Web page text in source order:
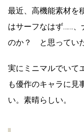
最近、高機能素材を
はサーフなはず……、
のか？ と思ってい
実にミニマルでいて
も優作のキャラに見
い。素晴らしい。